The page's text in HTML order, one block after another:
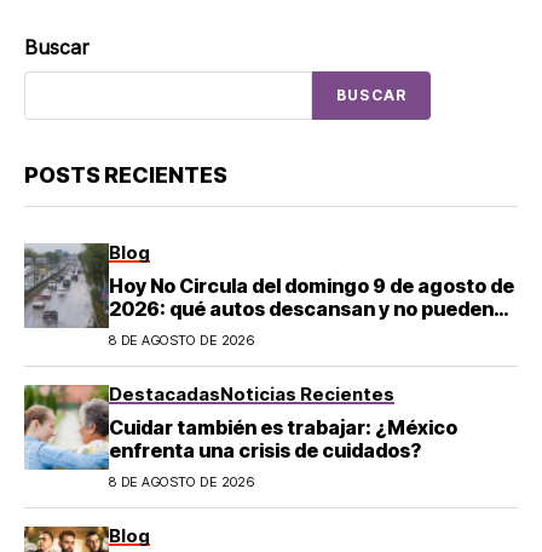
Buscar
BUSCAR
POSTS RECIENTES
Blog
Hoy No Circula del domingo 9 de agosto de
2026: qué autos descansan y no pueden
salir en CDMX y el Estado de México; estos
8 DE AGOSTO DE 2026
DestacadasNoticias Recientes
Cuidar también es trabajar: ¿México
enfrenta una crisis de cuidados?
8 DE AGOSTO DE 2026
Blog